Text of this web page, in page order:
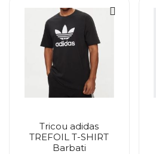
Tricou adidas
TREFOIL T-SHIRT
Barbati